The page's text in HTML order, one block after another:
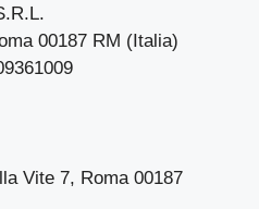
00187 RM (Italia)
Vite 7, Roma 00187